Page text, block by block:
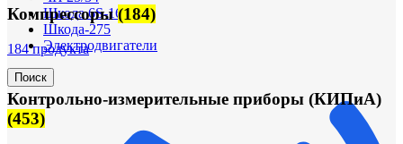
Шкода 6S-160
Шкода-275
Электродвигатели
Поиск
Компрессоры(184)
184 продукта
Контрольно-измерительные приборы (КИПиА)
(453)